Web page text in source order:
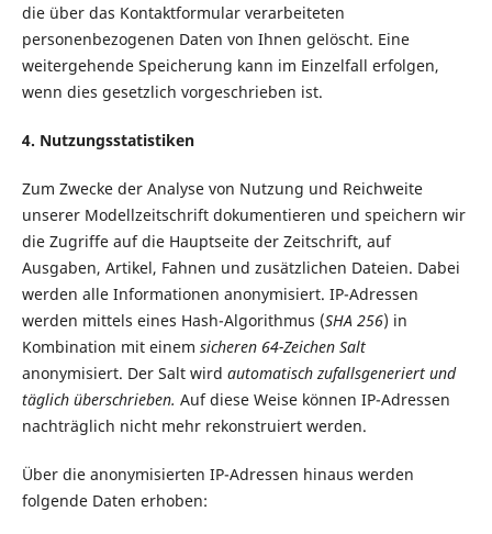
die über das Kontaktformular verarbeiteten
personenbezogenen Daten von Ihnen gelöscht. Eine
weitergehende Speicherung kann im Einzelfall erfolgen,
wenn dies gesetzlich vorgeschrieben ist.
4. Nutzungsstatistiken
Zum Zwecke der Analyse von Nutzung und Reichweite
unserer Modellzeitschrift dokumentieren und speichern wir
die Zugriffe auf die Hauptseite der Zeitschrift, auf
Ausgaben, Artikel, Fahnen und zusätzlichen Dateien. Dabei
werden alle Informationen anonymisiert. IP-Adressen
werden mittels eines Hash-Algorithmus (SHA 256) in
Kombination mit einem sicheren 64-Zeichen Salt
anonymisiert. Der Salt wird automatisch zufallsgeneriert und
täglich überschrieben. Auf diese Weise können IP-Adressen
nachträglich nicht mehr rekonstruiert werden.
Über die anonymisierten IP-Adressen hinaus werden
folgende Daten erhoben: